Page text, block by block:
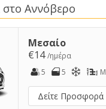
στο Αννόβερο
Μεσαίο
€14/ημέρα
5
5 M
Δείτε Προσφορά